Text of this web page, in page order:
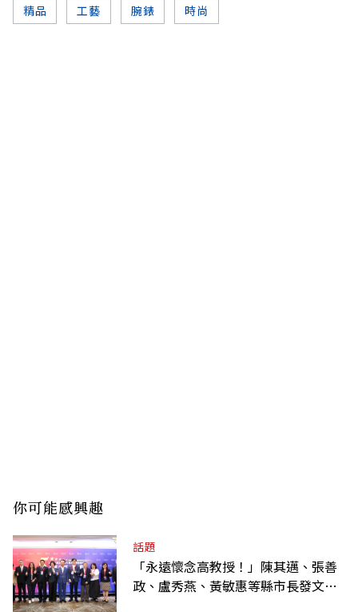
精品 工藝 腕錶 時尚
你可能感興趣
話題
「永遠懷念高教授！」陳其邁、張善
政、盧秀燕、黃敏惠等縣市長發文弔